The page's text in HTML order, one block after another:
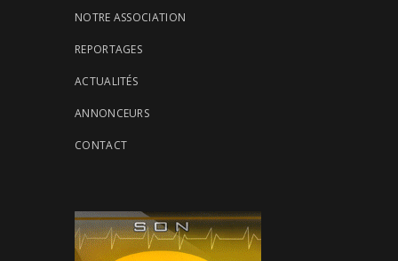
NOTRE ASSOCIATION
REPORTAGES
ACTUALITÉS
ANNONCEURS
CONTACT